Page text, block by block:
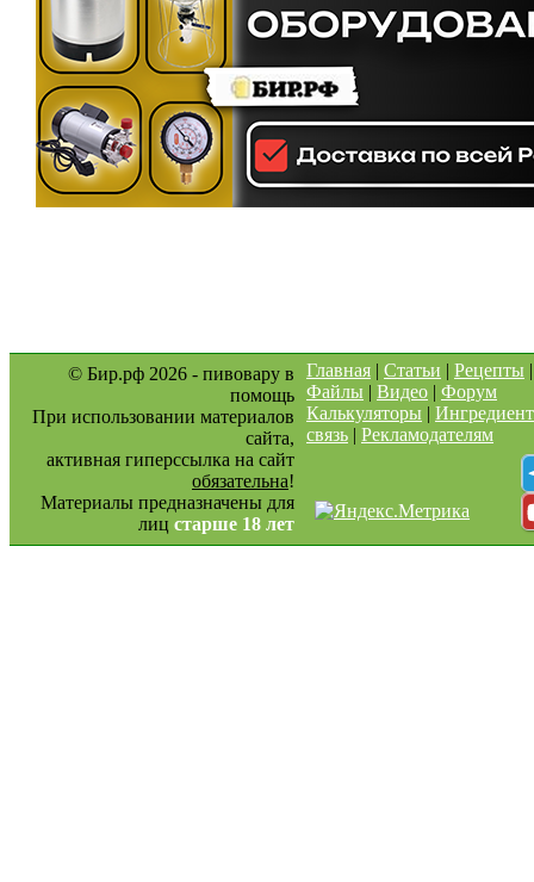
© Бир.рф 2026 - пивовару в
помощь
При использовании материалов
сайта,
активная гиперссылка на сайт
обязательна!
Материалы предназначены для
лиц старше 18 лет
Главная | Статьи | Рецепты
Файлы | Видео | Форум
Калькуляторы |
связь | Рекламодателям